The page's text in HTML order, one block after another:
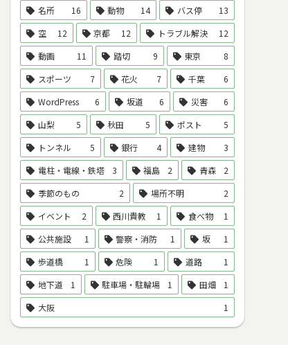
名所
16 動物 14 バス停
13
空
12 京都 12 トラブル解決
12
動画
11 踏切 9 東京
8
スポーツ
7 花火 7 千葉
6
WordPress
6 坂道 6 災害
6
山梨
5 秋田 5 ポスト
5
トンネル
5 銀行 4 建物
3
電柱・電線・鉄塔
3 福島 2 青森
2
季節のもの
2 場所不明
2
イベント
2 西川貴教 1 食べ物
1
公共施設
1 警察・消防 1 坂
1
歩道橋
1 危険 1 道路
1
地下道
1 駐車場・駐輪場 1 田畑
1
大阪
1